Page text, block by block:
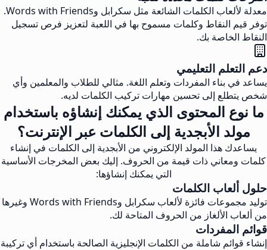
معدلة لألعاب الكلمات الشائعة مثل سكرابل وWords with Friends.
توفر قيم النقاط وكلمات مسموح بها في اللعبة لتعزيز فرص تسجيل
النقاط الخاصة بك.
دعم التعلم التعليمي
يساعد في بناء المفردات وتعلم اللغة. مثالي للطلاب والمعلمين وأي
شخص يتطلع إلى تحسين مهارات تركيب الكلمات لديه.
ما نوع المحتوى الذي يمكنك إنشاؤه باستخدام
مولد الأبجدية إلى الكلمات عبر الإنترنت؟
يساعدك هذا المولد الإلكتروني من الأبجدية إلى الكلمات في إنشاء
كلمات ومعاني ذات قيمة من الحروف. إليك بعض المخرجات الأساسية
التي يمكنك إنشاؤها:
حلول ألعاب الكلمات
توليد مجموعات فائزة لألعاب سكرابل وWords with Friends وغيرها
من ألعاب الألغاز من الحروف المتاحة لك.
قوائم المفردات
إنشاء قوائم شاملة من الكلمات الإنجليزية الصالحة باستخدام أي تركيبة